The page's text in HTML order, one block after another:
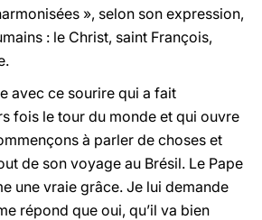
», selon son expression,
: le Christ, saint François,
avec ce sourire qui a fait
fois le tour du monde et qui ouvre
à parler de choses et
de son voyage au Brésil. Le Pape
une vraie grâce. Je lui demande
répond que oui, qu’il va bien